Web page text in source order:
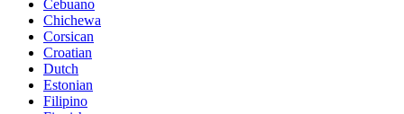
Cebuano
Chichewa
Corsican
Croatian
Dutch
Estonian
Filipino